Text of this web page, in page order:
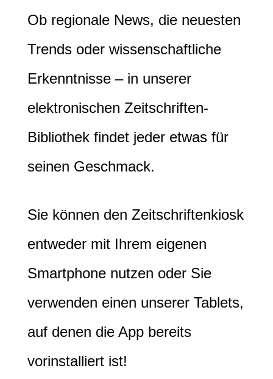
Ob regionale News, die neuesten
Trends oder wissenschaftliche
Erkenntnisse – in unserer
elektronischen Zeitschriften-
Bibliothek findet jeder etwas für
seinen Geschmack.
Sie können den Zeitschriftenkiosk
entweder mit Ihrem eigenen
Smartphone nutzen oder Sie
verwenden einen unserer Tablets,
auf denen die App bereits
vorinstalliert ist!